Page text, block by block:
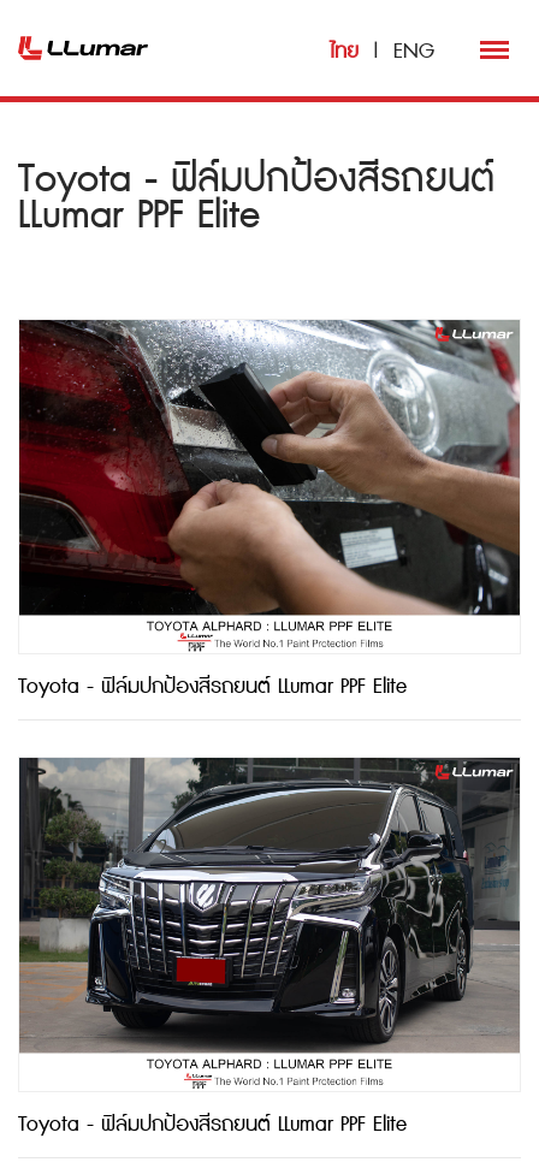
ไทย | ENG
Toyota - ฟิล์มปกป้องสีรถยนต์
LLumar PPF Elite
Toyota - ฟิล์มปกป้องสีรถยนต์ LLumar PPF Elite
Toyota - ฟิล์มปกป้องสีรถยนต์ LLumar PPF Elite